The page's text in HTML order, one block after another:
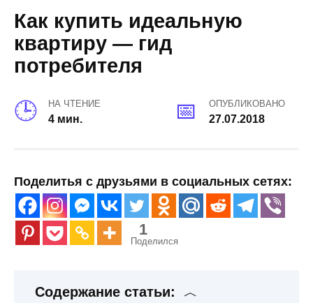
Как купить идеальную
квартиру — гид
потребителя
НА ЧТЕНИЕ
4 мин.
ОПУБЛИКОВАНО
27.07.2018
Поделитья с друзьями в социальных сетях:
1
Поделился
Содержание статьи: